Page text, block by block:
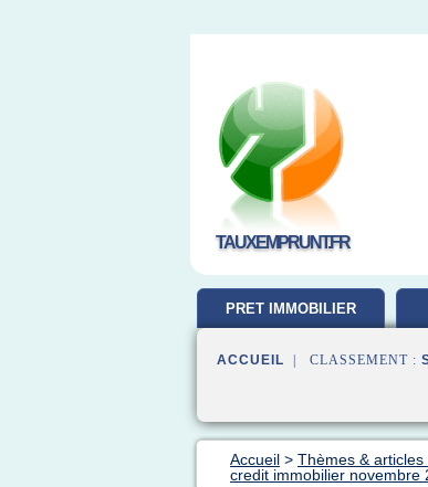
TAUXEMPRUNT.FR
PRET IMMOBILIER
ACCUEIL | CLASSEMENT :
Accueil > Thèmes &
credit immobilier novembre